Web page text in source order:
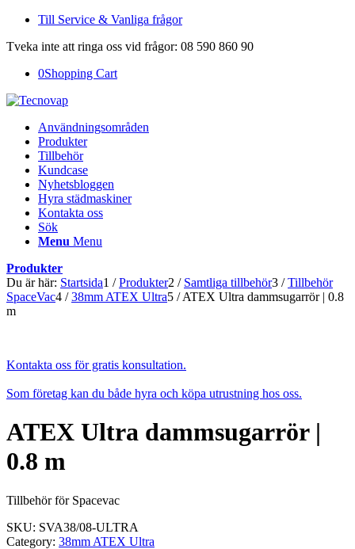
Till Service & Vanliga frågor
Tveka inte att ringa oss vid frågor: 08 590 860 90
0Shopping Cart
Användningsområden
Produkter
Tillbehör
Kundcase
Nyhetsbloggen
Hyra städmaskiner
Kontakta oss
Sök
Menu Menu
Produkter
Du är här: Startsida1 / Produkter2 / Samtliga tillbehör3 / Tillbehör
SpaceVac4 / 38mm ATEX Ultra5 / ATEX Ultra dammsugarrör | 0.8
m
Kontakta oss för gratis konsultation.
Som företag kan du både hyra och köpa utrustning hos oss.
ATEX Ultra dammsugarrör |
0.8 m
Tillbehör för Spacevac
SKU: SVA38/08-ULTRA
Category: 38mm ATEX Ultra